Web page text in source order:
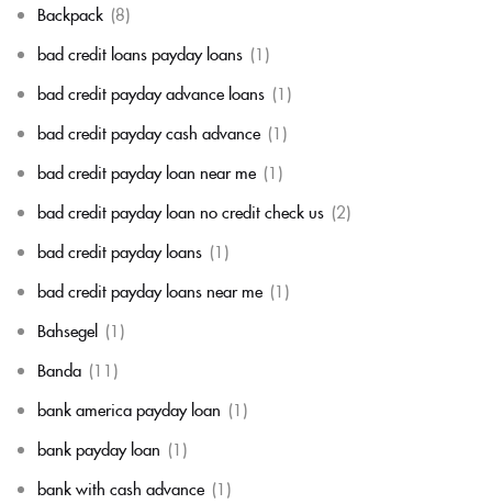
Backpack (8)
bad credit loans payday loans (1)
bad credit payday advance loans (1)
bad credit payday cash advance (1)
bad credit payday loan near me (1)
bad credit payday loan no credit check us (2)
bad credit payday loans (1)
bad credit payday loans near me (1)
Bahsegel (1)
Banda (11)
bank america payday loan (1)
bank payday loan (1)
bank with cash advance (1)